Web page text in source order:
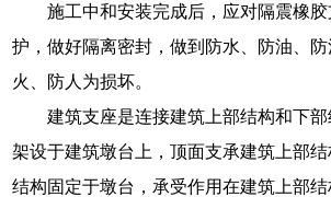
施工中和安装完成后，应对隔震橡
护，做好隔离密封，做到防水、防油、
火、防人为损坏。
建筑支座是连接建筑上部结构和下部
架设于建筑墩台上，顶面支承建筑上部
结构固定于墩台，承受作用在建筑上部